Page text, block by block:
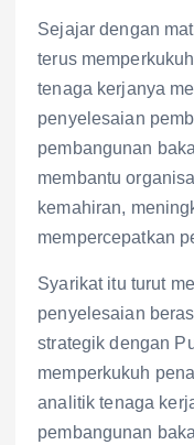
Sejajar dengan
terus
tenaga kerjanya
penyelesaian
pembangunan
membantu
kemahiran,
mempercepatkan
Syarikat itu turut
penyelesaian
strategik dengan
memperkukuh
analitik tenaga
pembangunan